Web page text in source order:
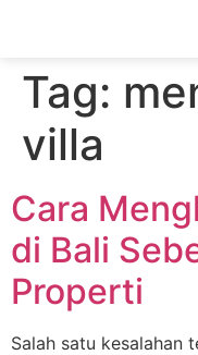
Tag:
villa
Cara
di Bali
Properti
Salah satu kesalahan